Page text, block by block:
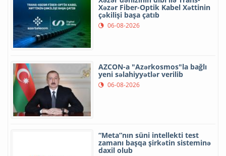
Xəzər Fiber-Optik Kabel Xəttinin
çəkilişi başa çatıb
06-08-2026
AZCON-a "Azərkosmos"la bağlı
yeni səlahiyyətlər verilib
06-08-2026
“Meta”nın süni intellekti test
zamanı başqa şirkətin sisteminə
daxil olub